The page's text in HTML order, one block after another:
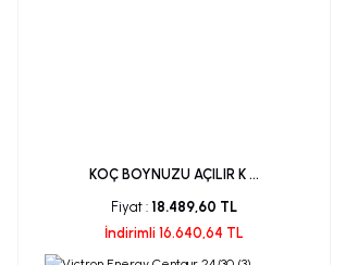
KOÇ BOYNUZU AÇILIR K ...
Fiyat : 18.489,60 TL
İndirimli 16.640,64 TL